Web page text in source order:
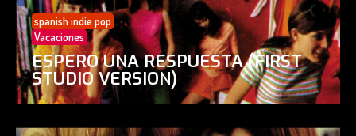
spanish indie pop
Vacaciones
ESPERO UNA RESPUESTA (FIRST
STUDIO VERSION)